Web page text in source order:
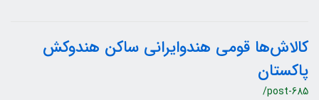
کالاش‌ها قومی هندوایرانی ساکن هندوکش
پاکستان
/post-685